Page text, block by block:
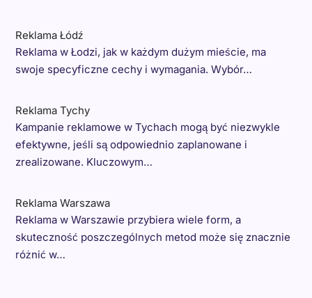
Reklama Łódź
Reklama w Łodzi, jak w każdym dużym mieście, ma
swoje specyficzne cechy i wymagania. Wybór…
Reklama Tychy
Kampanie reklamowe w Tychach mogą być niezwykle
efektywne, jeśli są odpowiednio zaplanowane i
zrealizowane. Kluczowym…
Reklama Warszawa
Reklama w Warszawie przybiera wiele form, a
skuteczność poszczególnych metod może się znacznie
różnić w…